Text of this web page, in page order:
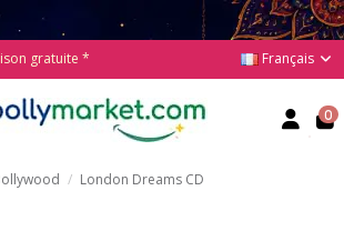
gratuite * Français
0
London Dreams CD